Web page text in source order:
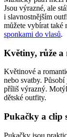
Jsou výrazné, ale
i slavnostnějším
můžete vybírat také
sponkami do vlasů.
Květiny, růže a
Květinové a
nebo svatby.
příliš výrazný.
dětské outfity.
Pukačky a clip
Pukačky jsou